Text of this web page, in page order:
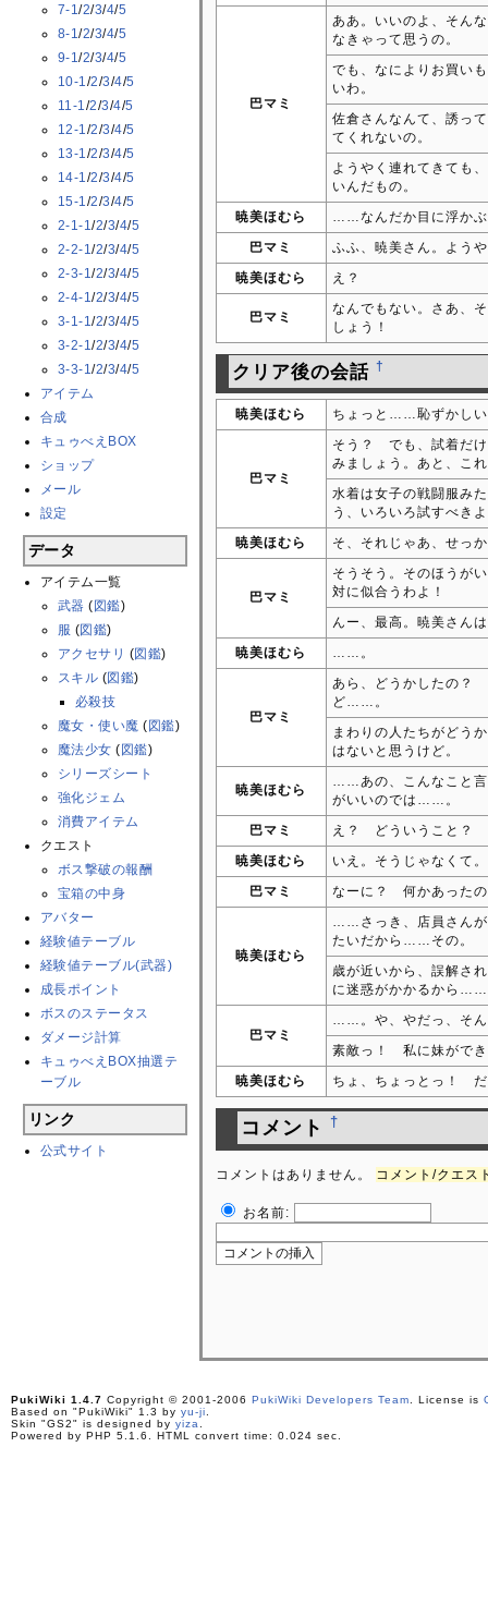
7-1/2/3/4/5
8-1/2/3/4/5
9-1/2/3/4/5
10-1 /2/3/4/5
11-1 /2/3/4/5
12-1 /2/3/4/5
13-1 /2/3/4/5
14-1 /2/3/4/5
15-1 /2/3/4/5
2-1-1/2/3/4/5
2-2-1/2/3/4/5
2-3-1/2/3/4/5
2-4-1/2/3/4/5
3-1-1/2/3/4/5
3-2-1/2/3/4/5
3-3-1/2/3/4/5
アイテム
合成
キュゥべえBOX
ショップ
メール
設定
データ
アイテム一覧
武器 (図鑑)
服 (図鑑)
アクセサリ (図鑑)
スキル (図鑑)
必殺技
魔女・使い魔 (図鑑)
魔法少女 (図鑑)
シリーズシート
強化ジェム
消費アイテム
クエスト
ボス撃破の報酬
宝箱の中身
アバター
経験値テーブル
経験値テーブル(武器)
成長ポイント
ボスのステータス
ダメージ計算
キュゥべえBOX抽選テ
ーブル
リンク
公式サイト
巴マミ
ああ。いいのよ、そん
なきゃって思うの。
でも、なによりお買い
いわ。
佐倉さんなんて、誘っ
てくれないの。
ようやく連れてきても
いんだもの。
暁美ほむら
……なんだか目に浮かぶ
巴マミ
ふふ、暁美さん。よう
暁美ほむら
え？
巴マミ
なんでもない。さあ、
しょう！
クリア後の会話 †
暁美ほむら ちょっと……恥ずかし
巴マミ
そう？ でも、試着だけ
みましょう。あと、こ
水着は女子の戦闘服み
う、いろいろ試すべき
暁美ほむら
そ、それじゃあ、せっ
巴マミ
そうそう。そのほうが
対に似合うわよ！
んー、最高。暁美さん
暁美ほむら
……。
巴マミ
あら、どうかしたの？
ど……。
まわりの人たちがどう
はないと思うけど。
暁美ほむら
……あの、こんなこと
がいいのでは……。
巴マミ
え？ どういうこと？
暁美ほむら
いえ。そうじゃなくて
巴マミ
なーに？ 何かあった
暁美ほむら
……さっき、店員さん
たいだから……その。
歳が近いから、誤解さ
に迷惑がかかるから
巴マミ
……。や、やだっ、そ
素敵っ！ 私に妹がで
暁美ほむら
ちょ、ちょっとっ！
コメント †
コメントはありません。 コメント/クエス
お名前:
PukiWiki 1.4.7 Copyright © 2001-2006 PukiWiki Developers Team . License is
Based on "PukiWiki" 1.3 by yu-ji
Skin "GS2" is designed by yiza
Powered by PHP 5.1.6. HTML convert time: 0.024 sec.